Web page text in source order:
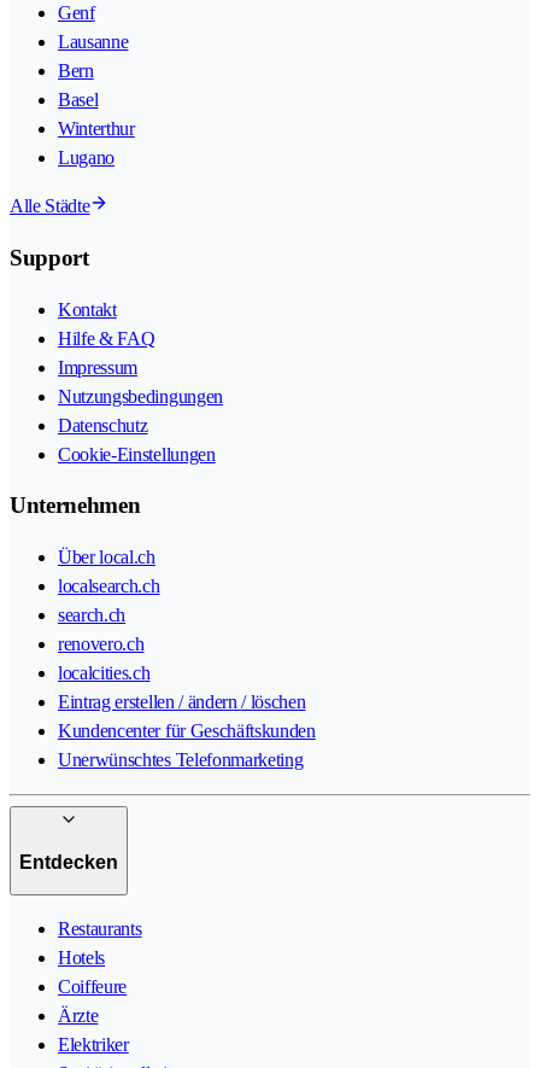
Genf
Lausanne
Bern
Basel
Winterthur
Lugano
Alle Städte
Support
Kontakt
Hilfe & FAQ
Impressum
Nutzungsbedingungen
Datenschutz
Cookie-Einstellungen
Unternehmen
Über local.ch
localsearch.ch
search.ch
renovero.ch
localcities.ch
Eintrag erstellen / ändern / löschen
Kundencenter für Geschäftskunden
Unerwünschtes Telefonmarketing
Entdecken
Restaurants
Hotels
Coiffeure
Ärzte
Elektriker